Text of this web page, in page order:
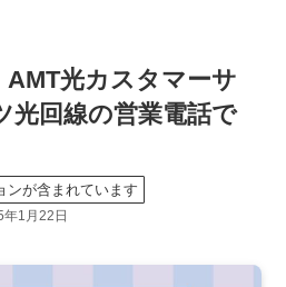
AMT光カスタマーサ
光回線の営業電話で
ンが含まれています
年1月22日